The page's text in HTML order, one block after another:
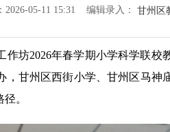
2026-05-11 15:31 编辑录入： 甘州区
作坊2026年春学期小学科学联
甘州区西街小学、甘州区马
。